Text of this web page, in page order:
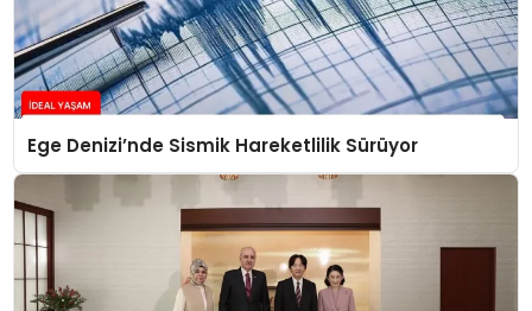
Ege Denizi’nde Sismik Hareketlilik Sürüyor